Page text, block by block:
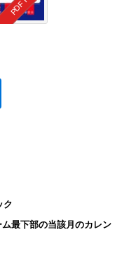
ク
最下部の当該月のカレン